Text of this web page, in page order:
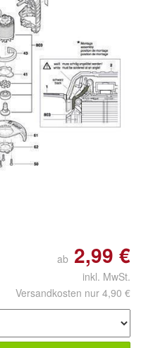
zum
ab 2,99 €
inkl. MwSt.
Versandkosten nur 4,90 €